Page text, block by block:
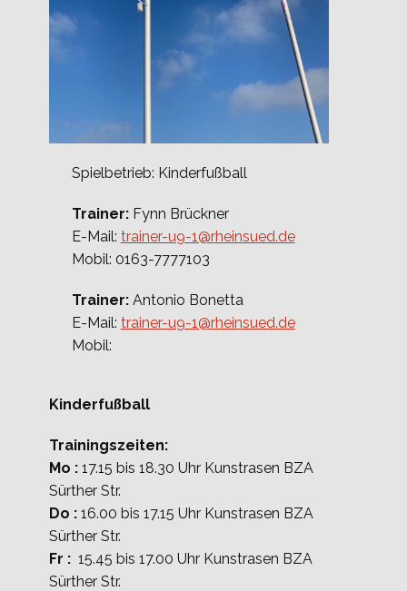
Spielbetrieb: Kinderfußball
Trainer:Fynn Brückner
E-Mail: trainer-u9-1@rheinsued.de
Mobil: 0163-7777103
Trainer:Antonio Bonetta
E-Mail: trainer-u9-1@rheinsued.de
Mobil:
Kinderfußball
Trainingszeiten:
Mo : 17.15 bis 18.30 Uhr Kunstrasen BZA
Sürther Str.
Do : 16.00 bis 17.15 Uhr Kunstrasen BZA
Sürther Str.
Fr : 15.45 bis 17.00 Uhr Kunstrasen BZA
Sürther Str.